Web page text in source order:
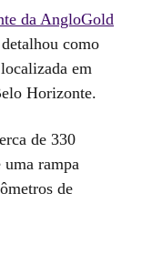
da AngloGold
como
em
Horizonte.
de 330
uma rampa
de